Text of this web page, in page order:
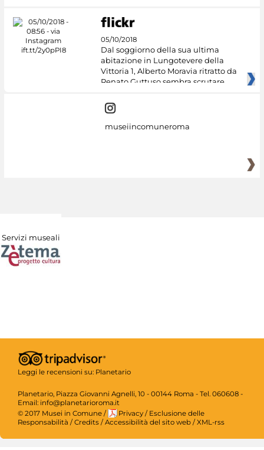
05/10/2018
Dal soggiorno della sua ultima
abitazione in Lungotevere della
Vittoria 1, Alberto Moravia ritratto da
Renato Guttuso sembra scrutare
museiincomuneroma
Servizi museali
Leggi le recensioni su: Planetario
Planetario, Piazza Giovanni Agnelli, 10 - 00144 Roma - Tel. 060608 -
Email: info@planetarioroma.it
© 2017 Musei in Comune / Privacy / Esclusione delle
Responsabilità /Credits /Accessibilità del sito web /XML-rss